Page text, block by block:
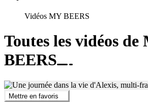
Vidéos MY BEERS
Toutes les vidéos de
BEERS
Mettre en favoris